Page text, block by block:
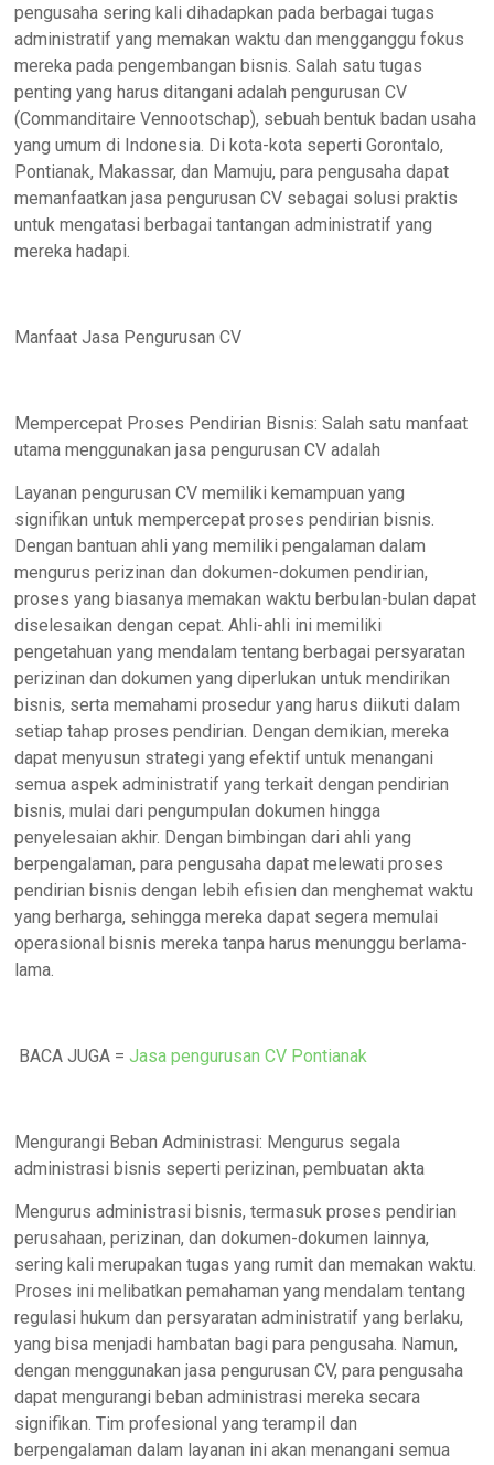
pengusaha sering kali dihadapkan pada berbagai tugas
administratif yang memakan waktu dan mengganggu fokus
mereka pada pengembangan bisnis. Salah satu tugas
penting yang harus ditangani adalah pengurusan CV
(Commanditaire Vennootschap), sebuah bentuk badan usaha
yang umum di Indonesia. Di kota-kota seperti Gorontalo,
Pontianak, Makassar, dan Mamuju, para pengusaha dapat
memanfaatkan jasa pengurusan CV sebagai solusi praktis
untuk mengatasi berbagai tantangan administratif yang
mereka hadapi.
Manfaat Jasa Pengurusan CV
Mempercepat Proses Pendirian Bisnis: Salah satu manfaat
utama menggunakan jasa pengurusan CV adalah
Layanan pengurusan CV memiliki kemampuan yang
signifikan untuk mempercepat proses pendirian bisnis.
Dengan bantuan ahli yang memiliki pengalaman dalam
mengurus perizinan dan dokumen-dokumen pendirian,
proses yang biasanya memakan waktu berbulan-bulan dapat
diselesaikan dengan cepat. Ahli-ahli ini memiliki
pengetahuan yang mendalam tentang berbagai persyaratan
perizinan dan dokumen yang diperlukan untuk mendirikan
bisnis, serta memahami prosedur yang harus diikuti dalam
setiap tahap proses pendirian. Dengan demikian, mereka
dapat menyusun strategi yang efektif untuk menangani
semua aspek administratif yang terkait dengan pendirian
bisnis, mulai dari pengumpulan dokumen hingga
penyelesaian akhir. Dengan bimbingan dari ahli yang
berpengalaman, para pengusaha dapat melewati proses
pendirian bisnis dengan lebih efisien dan menghemat waktu
yang berharga, sehingga mereka dapat segera memulai
operasional bisnis mereka tanpa harus menunggu berlama-
lama.
BACA JUGA =Jasa pengurusan CV Pontianak
Mengurangi Beban Administrasi: Mengurus segala
administrasi bisnis seperti perizinan, pembuatan akta
Mengurus administrasi bisnis, termasuk proses pendirian
perusahaan, perizinan, dan dokumen-dokumen lainnya,
sering kali merupakan tugas yang rumit dan memakan waktu.
Proses ini melibatkan pemahaman yang mendalam tentang
regulasi hukum dan persyaratan administratif yang berlaku,
yang bisa menjadi hambatan bagi para pengusaha. Namun,
dengan menggunakan jasa pengurusan CV, para pengusaha
dapat mengurangi beban administrasi mereka secara
signifikan. Tim profesional yang terampil dan
berpengalaman dalam layanan ini akan menangani semua